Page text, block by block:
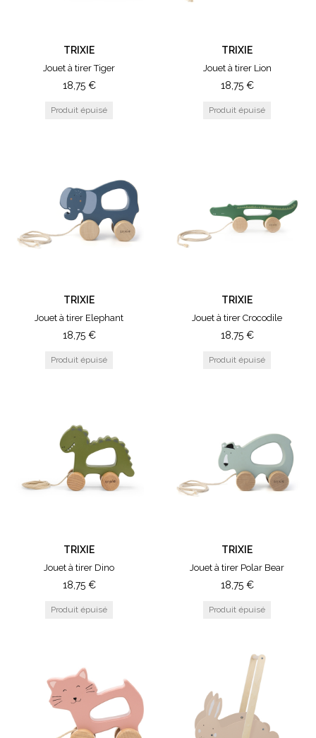
TRIXIE
Jouet à tirer Tiger
18,75 €
TRIXIE
Jouet à tirer Lion
18,75 €
TRIXIE
Jouet à tirer Elephant
18,75 €
TRIXIE
Jouet à tirer Crocodile
18,75 €
TRIXIE
Jouet à tirer Dino
18,75 €
TRIXIE
Jouet à tirer Polar Bear
18,75 €